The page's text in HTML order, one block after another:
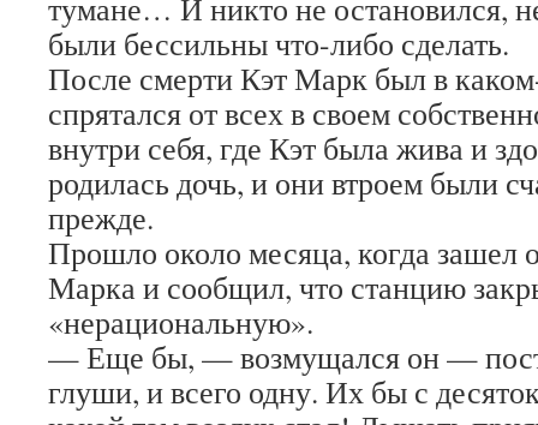
тумане… И никто не остановился,
были бессильны что-либо сделать.
После смерти Кэт Марк был в
спрятался от всех в своем
внутри себя, где Кэт была жива и
родилась дочь, и они втроем были
прежде.
Прошло около месяца, когда зашел
Марка и сообщил, что станцию
«нерациональную».
— Еще бы, — возмущался он —
глуши, и всего одну. Их бы с